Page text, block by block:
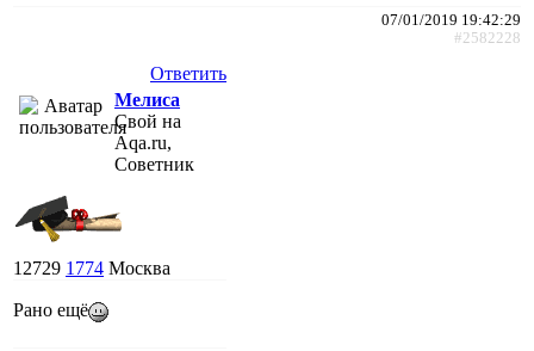
07/01/2019 19:42:29
#2582228
Ответить
Мелиса
Свой на
Aqa.ru,
Советник
12729 1774 Москва
Рано ещё